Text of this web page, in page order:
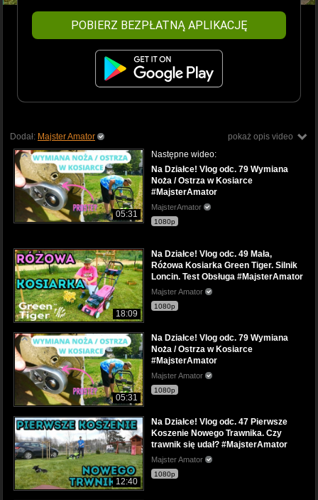
POBIERZ BEZPŁATNĄ APLIKACJĘ
pokaż opis video
Dodał: Majster Amator
05:31
Następne wideo:
Na Działce! Vlog odc. 79 Wymiana
Noża / Ostrza w Kosiarce
#MajsterAmator
MajsterAmator
1080p
18:09
Na Działce! Vlog odc. 49 Mała,
Różowa Kosiarka Green Tiger. Silnik
Loncin. Test Obsługa #MajsterAmator
Majster Amator
1080p
05:31
Na Działce! Vlog odc. 79 Wymiana
Noża / Ostrza w Kosiarce
#MajsterAmator
Majster Amator
1080p
12:40
Na Działce! Vlog odc. 47 Pierwsze
Koszenie Nowego Trawnika. Czy
trawnik się udał? #MajsterAmator
Majster Amator
1080p